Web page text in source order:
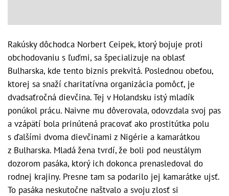
Rakúsky dôchodca Norbert Ceipek, ktorý bojuje proti
obchodovaniu s ľuďmi, sa špecializuje na oblasť
Bulharska, kde tento biznis prekvitá. Poslednou obeťou,
ktorej sa snaží charitatívna organizácia pomôcť, je
dvadsaťročná dievčina. Tej v Holandsku istý mladík
ponúkol prácu. Naivne mu dôverovala, odovzdala svoj pas
a vzápätí bola prinútená pracovať ako prostitútka polu
s ďalšími dvoma dievčinami z Nigérie a kamarátkou
z Bulharska. Mladá žena tvrdí, že boli pod neustálym
dozorom pasáka, ktorý ich dokonca prenasledoval do
rodnej krajiny. Presne tam sa podarilo jej kamarátke ujsť.
To pasáka neskutočne naštvalo a svoju zlosť si